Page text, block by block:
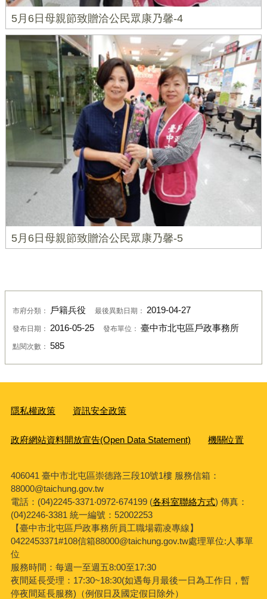
5月6日母親節致贈洽公民眾康乃馨-4
5月6日母親節致贈洽公民眾康乃馨-5
市府分類： 戶籍兵役 最後異動日期： 2019-04-27
發布日期： 2016-05-25 發布單位： 臺中市北屯區戶政事務所
點閱次數： 585
隱私權政策 資訊安全政策
政府網站資料開放宣告(Open Data Statement) 機關位置
406041 臺中市北屯區崇德路三段10號1樓 服務信箱：
88000@taichung.gov.tw
電話：(04)2245-3371‧0972-674199 (各科室聯絡方式) 傳真：
(04)2246-3381 統一編號：52002253
【臺中市北屯區戶政事務所員工職場霸凌專線】
0422453371#108信箱88000@taichung.gov.tw處理單位:人事單
位
服務時間：每週一至週五8:00至17:30
夜間延長受理： 17:30~18:30(如遇每月最後一日為工作日，暫
停夜間延長服務) （例假日及國定假日除外）